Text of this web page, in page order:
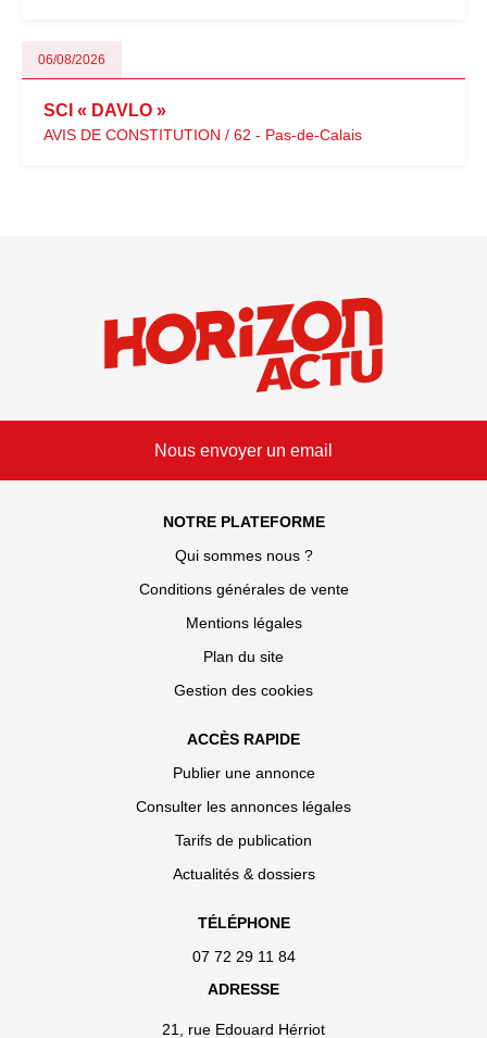
06/08/2026
SCI « DAVLO »
AVIS DE CONSTITUTION / 62 - Pas-de-Calais
Nous envoyer un email
NOTRE PLATEFORME
Qui sommes nous ?
Conditions générales de vente
Mentions légales
Plan du site
Gestion des cookies
ACCÈS RAPIDE
Publier une annonce
Consulter les annonces légales
Tarifs de publication
Actualités & dossiers
TÉLÉPHONE
07 72 29 11 84
ADRESSE
21, rue Edouard Hérriot